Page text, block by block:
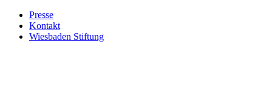
Presse
Kontakt
Wiesbaden Stiftung